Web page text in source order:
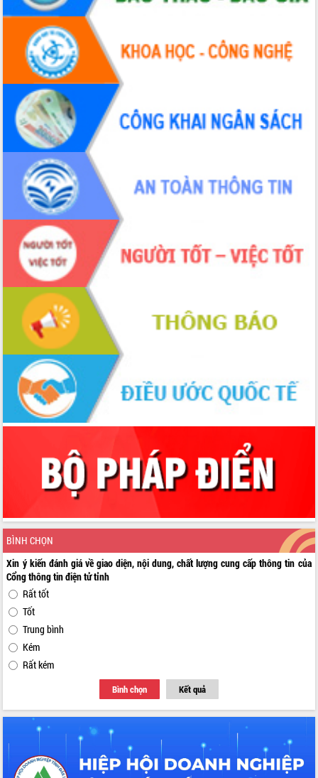
BÌNH CHỌN
Xin ý kiến đánh giá về giao diện, nội dung, chất lượng cung cấp thông tin của
Cổng thông tin điện tử tỉnh
Rất tốt
Tốt
Trung bình
Kém
Rất kém
Bình chọn Kết quả